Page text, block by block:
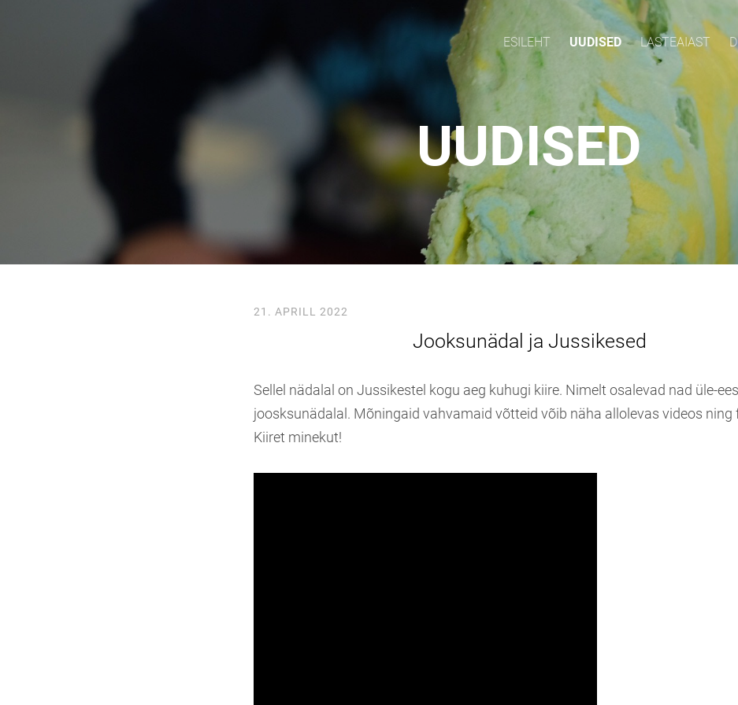
ESILEHT UUDISED LASTEAIAST
UUDISED
21. APRILL 2022
Jooksunädal ja Jussikesed
Sellel nädalal on Jussikestel kogu aeg kuhugi kiire. Nimelt osalevad nad üle-
joosksunädalal. Mõningaid vahvamaid võtteid võib näha allolevas videos ning
Kiiret minekut!